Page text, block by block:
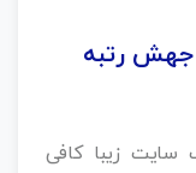
جهش رتبه
سایت زیبا کافی